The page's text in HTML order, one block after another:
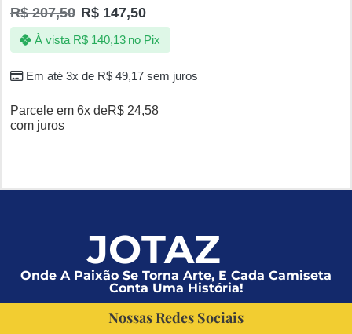
Avaliação
5.00de 5
R$207,50 R$ 147,50
Em até 3x de R$49,17sem juros
À vista R$140,13 no Pix
Parcele em 6x deR$ 24,58
com juros
JOTAZ
Onde A Paixão Se Torna Arte, E Cada Camiseta
Conta Uma História!
Nossas Redes Sociais